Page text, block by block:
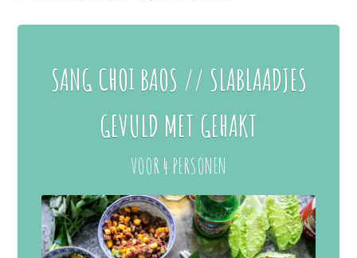
SANG CHOI BAOS // SLABLAADJES
GEVULD MET GEHAKT
VOOR 4 PERSONEN